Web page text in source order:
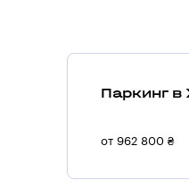
Паркинг
от 962 800 ₴